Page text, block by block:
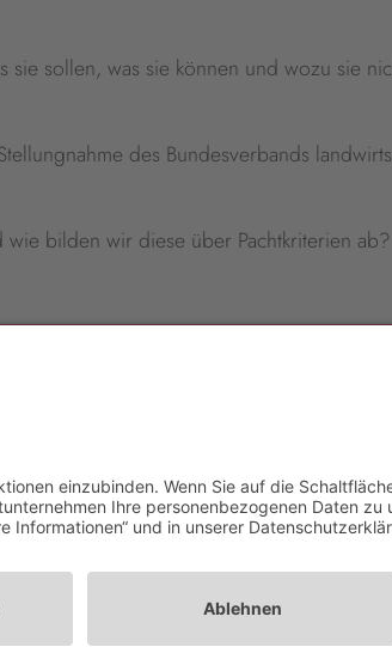
sie sollen, was sie können und wozu sie
des Bundesverbands
bilden wir diese über Pachtkriterien ab?